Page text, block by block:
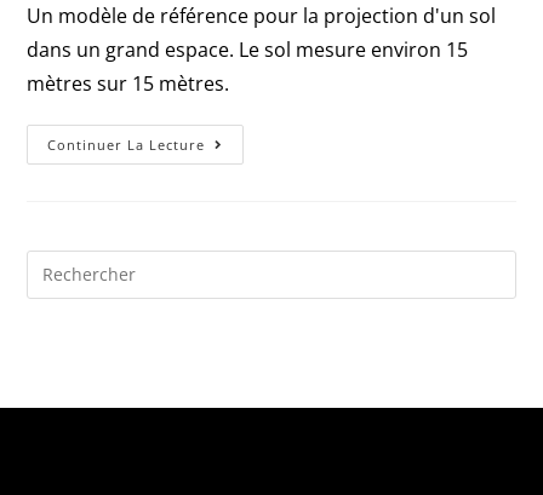
Un modèle de référence pour la projection d'un sol
dans un grand espace. Le sol mesure environ 15
mètres sur 15 mètres.
Continuer La Lecture